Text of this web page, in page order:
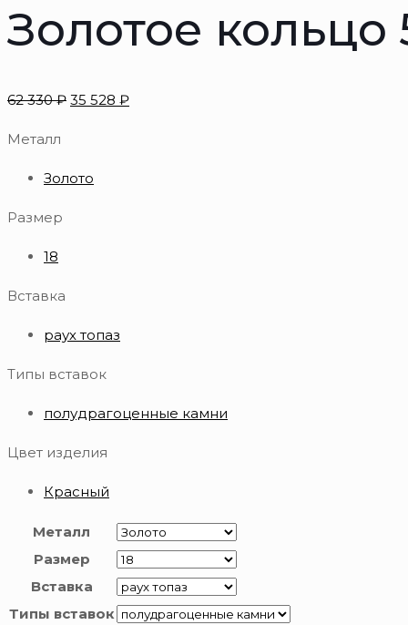
Золотое
62 330₽ 35 528 ₽
Металл
Золото
Размер
18
Вставка
раух топаз
Типы вставок
полудрагоценные камни
Цвет изделия
Красный
Металл
Размер
Вставка
Типы вставок